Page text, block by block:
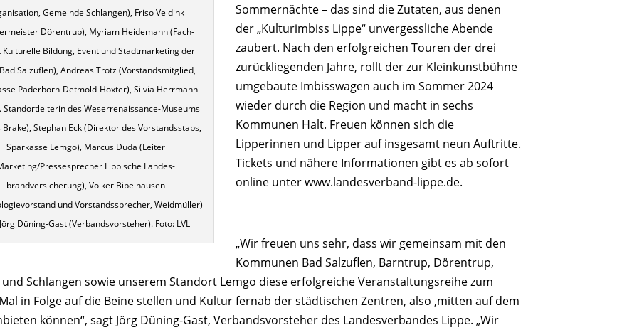
Gemeinde Schlangen), Friso Veldink
Dörentrup), Myriam Heidemann (Fach-
Kulturelle Bildung, Event und Stadtmarketing der
Salzuflen), Andreas Trotz (Vorstandsmitglied,
Paderborn-Detmold-Höxter), Silvia Herrmann
Standortleiterin des Weserrenaissance-Museums
Brake), Stephan Eck (Direktor des Vorstandsstabs,
Sparkasse Lemgo), Marcus Duda (Leiter
Pressesprecher Lippische Landes-
brandversicherung), Volker Bibelhausen
und Vorstandssprecher, Weidmüller)
Düning-Gast (Verbandsvorsteher). Foto: LVL
Sommernächte – das sind die Zutaten, aus denen
der „Kulturimbiss Lippe“ unvergessliche Abende
zaubert. Nach den erfolgreichen Touren der drei
zurückliegenden Jahre, rollt der zur Kleinkunstbühne
umgebaute Imbisswagen auch im Sommer 2024
wieder durch die Region und macht in sechs
Kommunen Halt. Freuen können sich die
Lipperinnen und Lipper auf insgesamt neun Auftritte.
Tickets und nähere Informationen gibt es ab sofort
online unter www.landesverband-lippe.de.
„Wir freuen uns sehr, dass wir gemeinsam mit den
Kommunen Bad Salzuflen, Barntrup, Dörentrup,
Schlangen sowie unserem Standort Lemgo diese erfolgreiche Veranstaltungsreihe zum
in Folge auf die Beine stellen und Kultur fernab der städtischen Zentren, also ‚mitten auf dem
können“, sagt Jörg Düning-Gast, Verbandsvorsteher des Landesverbandes Lippe. „Wir